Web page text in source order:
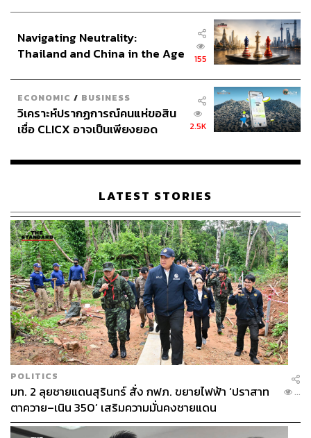
Navigating Neutrality:
Thailand and China in the Age
155
ECONOMIC / BUSINESS
วิเคราะห์ปรากฏการณ์คนแห่ขอสิน
เชื่อ CLICX อาจเป็นเพียงยอด
เรือนไทยที่ถูกซุกไว้
2.5K
LATEST STORIES
POLITICS
มท. 2 ลุยชายแดนสุรินทร์ สั่ง กฟภ. ขยายไฟฟ้า ‘ปราสาท
ตาควาย–เนิน 350’ เสริมความมั่นคงชายแดน
...